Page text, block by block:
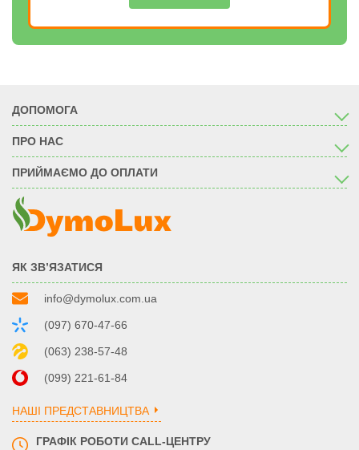
ДОПОМОГА
ПРО НАС
ПРИЙМАЄМО ДО ОПЛАТИ
ЯК ЗВ’ЯЗАТИСЯ
info@dymolux.com.ua
(097) 670-47-66
(063) 238-57-48
(099) 221-61-84
НАШІ ПРЕДСТАВНИЦТВА
ГРАФІК РОБОТИ CALL-ЦЕНТРУ